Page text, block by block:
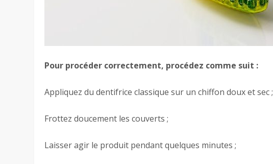
Pour procéder correctement, procédez comme suit :
Appliquez du dentifrice classique sur un chiffon doux et sec ;
Frottez doucement les couverts ;
Laisser agir le produit pendant quelques minutes ;